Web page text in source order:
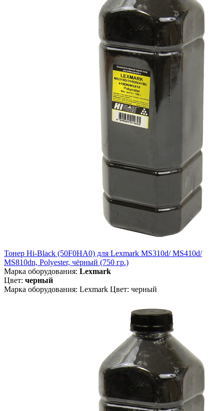
Тонер Hi-Black (50F0HA0) для Lexmark MS310d/ MS410d/
MS810dn, Polyester, чёрный (750 гр.)
Марка оборудования: Lexmark
Цвет: черный
Марка оборудования: Lexmark Цвет: черный